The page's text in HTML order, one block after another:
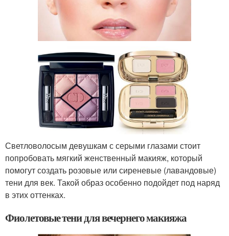
Светловолосым девушкам с серыми глазами стоит
попробовать мягкий женственный макияж, который
помогут создать розовые или сиреневые (лавандовые)
тени для век. Такой образ особенно подойдет под наряд
в этих оттенках.
Фиолетовые тени для вечернего макияжа